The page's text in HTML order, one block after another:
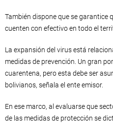
También dispone que se garantice
cuenten con efectivo en todo el
La expansión del virus está
medidas de prevención. Un gran
cuarentena, pero esta debe ser
bolivianos, señala el ente emisor.
En ese marco, al evaluarse que
de las medidas de protección se